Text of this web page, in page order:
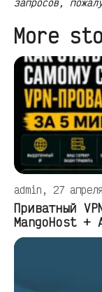
запросов,
More
admin, 27
Приватный
MangoHost +